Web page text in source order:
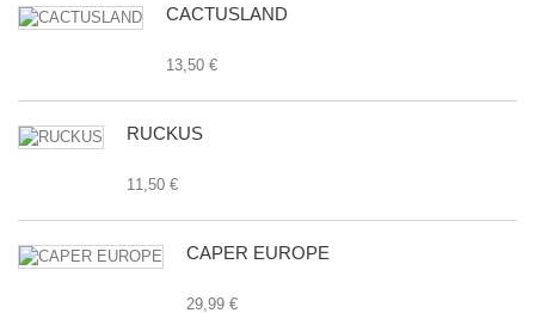
CACTUSLAND
13,50 €
RUCKUS
11,50 €
CAPER EUROPE
29,99 €